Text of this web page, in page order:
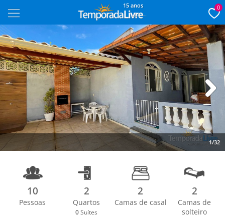
15 anos 0
1/32
Next
10
Pessoas
2
Quartos
0 Suítes
2
Camas de casal
2
Camas de
solteiro